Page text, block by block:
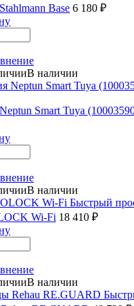
Base 6 180 ₽
В наличии
Smart Tuya
В наличии
Быстрый
Wi-Fi 18 410 ₽
В наличии